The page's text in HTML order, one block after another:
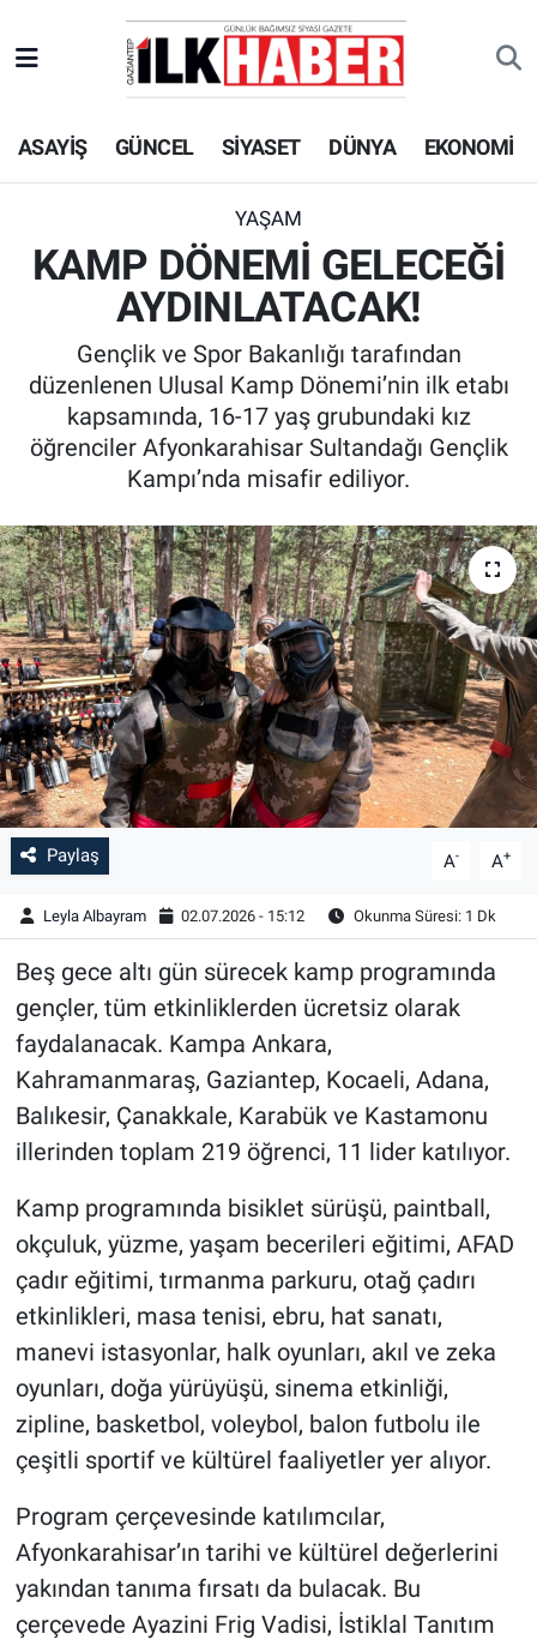
ASAYİŞ GÜNCEL SİYASET DÜNYA EKONOMİ
YAŞAM
KAMP DÖNEMİ GELECEĞİ
AYDINLATACAK!
Gençlik ve Spor Bakanlığı tarafından
düzenlenen Ulusal Kamp Dönemi’nin ilk etabı
kapsamında, 16-17 yaş grubundaki kız
öğrenciler Afyonkarahisar Sultandağı Gençlik
Kampı’nda misafir ediliyor.
Paylaş A- A+
Leyla Albayram 02.07.2026 - 15:12 Okunma Süresi: 1 Dk
Beş gece altı gün sürecek kamp programında
gençler, tüm etkinliklerden ücretsiz olarak
faydalanacak. Kampa Ankara,
Kahramanmaraş, Gaziantep, Kocaeli, Adana,
Balıkesir, Çanakkale, Karabük ve Kastamonu
illerinden toplam 219 öğrenci, 11 lider katılıyor.
Kamp programında bisiklet sürüşü, paintball,
okçuluk, yüzme, yaşam becerileri eğitimi, AFAD
çadır eğitimi, tırmanma parkuru, otağ çadırı
etkinlikleri, masa tenisi, ebru, hat sanatı,
manevi istasyonlar, halk oyunları, akıl ve zeka
oyunları, doğa yürüyüşü, sinema etkinliği,
zipline, basketbol, voleybol, balon futbolu ile
çeşitli sportif ve kültürel faaliyetler yer alıyor.
Program çerçevesinde katılımcılar,
Afyonkarahisar’ın tarihi ve kültürel değerlerini
yakından tanıma fırsatı da bulacak. Bu
çerçevede Ayazini Frig Vadisi, İstiklal Tanıtım
EKONOMİ
SİYASET
SPOR
ASAYİŞ
EĞİTİM
KÜLTÜR - SANAT
Beyoğlu Hava Durumu
Beyoğlu Trafik Yoğunluk Haritası
Süper Lig Puan Durumu ve Fikstür
Tüm Manşetler
Haber Arşivi